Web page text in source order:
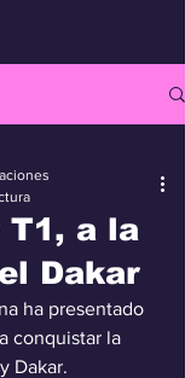
T1, a la
Dakar
ha presentado
conquistar la
Dakar.